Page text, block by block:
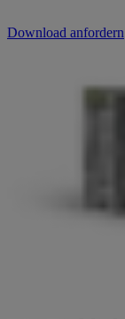
Download anfordern